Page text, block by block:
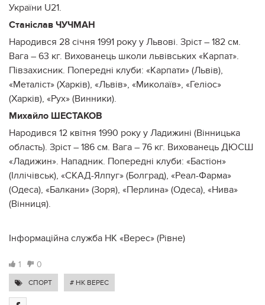
України U21.
Станіслав ЧУЧМАН
Народився 28 січня 1991 року у Львові. Зріст – 182 см.
Вага – 63 кг. Вихованець школи львівських «Карпат».
Півзахисник. Попередні клуби: «Карпати» (Львів),
«Металіст» (Харків), «Львів», «Миколаїв», «Геліос»
(Харків), «Рух» (Винники).
Михайло ШЕСТАКОВ
Народився 12 квітня 1990 року у Ладижині (Вінницька
область). Зріст – 186 см. Вага – 76 кг. Вихованець ДЮСШ
«Ладижин». Нападник. Попередні клуби: «Бастіон»
(Іллічівськ), «СКАД-Ялпуг» (Болград), «Реал-Фарма»
(Одеса), «Балкани» (Зоря), «Перлина» (Одеса), «Нива»
(Вінниця).
Інформаційна служба НК «Верес» (Рівне)
1 0
СПОРТ # НК ВЕРЕС